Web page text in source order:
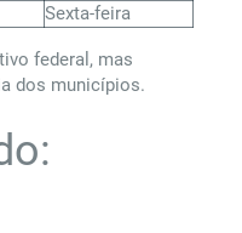
Sexta-feira
federal, mas
dos municípios.